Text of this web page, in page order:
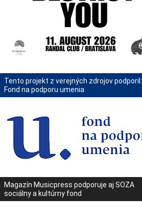
Tento projekt z verejných zdrojov podporil:
Fond na podporu umenia
Magazín Musicpress podporuje aj SOZA
sociálny a kultúrny fond